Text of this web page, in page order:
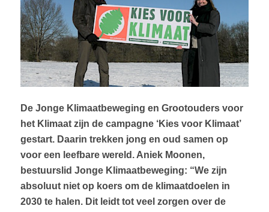
De Jonge Klimaatbeweging en Grootouders voor
het Klimaat zijn de campagne ‘Kies voor Klimaat’
gestart. Daarin trekken jong en oud samen op
voor een leefbare wereld. Aniek Moonen,
bestuurslid Jonge Klimaatbeweging: “We zijn
absoluut niet op koers om de klimaatdoelen in
2030 te halen. Dit leidt tot veel zorgen over de